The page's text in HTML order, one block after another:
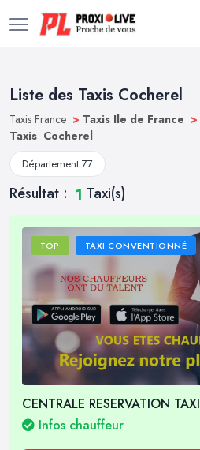
Liste des Taxis Cocherel
Taxis France > Taxis Ile de France >
Taxis Cocherel
Département 77
Résultat : 1 Taxi(s)
TOP TAXI CONVENTIONNÉ
CENTRALE RESERVATION TAXI
Infos chauffeur